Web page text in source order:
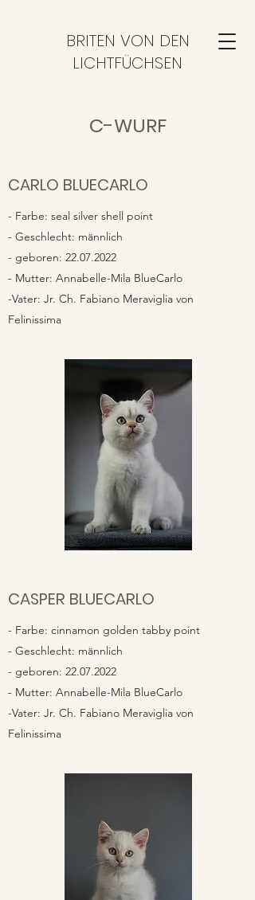
BRITEN VON DEN
LICHTFÜCHSEN
C-WURF
CARLO BLUECARLO
- Farbe: seal silver shell point
- Geschlecht: männlich
- geboren: 22.07.2022
- Mutter: Annabelle-Mila BlueCarlo
-Vater: Jr. Ch. Fabiano Meraviglia von
Felinissima
CASPER BLUECARLO
- Farbe: cinnamon golden tabby point
- Geschlecht: männlich
- geboren: 22.07.2022
- Mutter: Annabelle-Mila BlueCarlo
-Vater: Jr. Ch. Fabiano Meraviglia von
Felinissima